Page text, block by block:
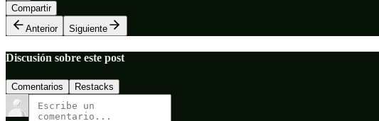
Compartir
Anterior
Siguiente
Discusión sobre este post
Comentarios Restacks